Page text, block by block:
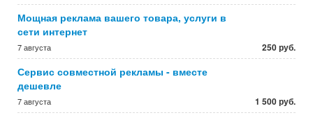
Мощная реклама вашего товара, услуги в
сети интернет
7 августа 250 руб.
Сервис совместной рекламы - вместе
дешевле
7 августа 1 500 руб.